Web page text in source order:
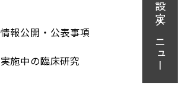
情報公開・公表事項
実施中の臨床研究
設定メニュー